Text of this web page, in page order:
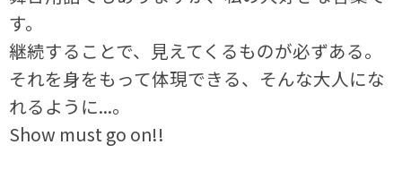
す。
継続することで、見えてくるものが必ずある。
それを身をもって体現できる、そんな大人にな
れるように...。
Show must go on!!